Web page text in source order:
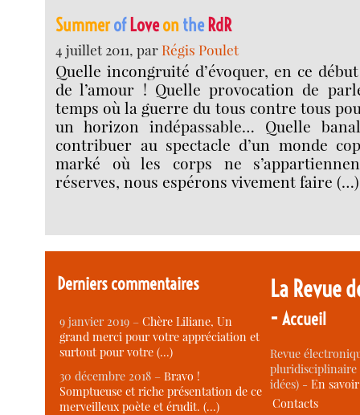
Summerof Loveon the RdR
4 juillet 2011, par Régis Poulet
Quelle incongruité d’évoquer, en ce début
de l’amour ! Quelle provocation de
temps où la guerre du tous contre tous
un horizon indépassable… Quelle
contribuer au spectacle d’un monde
marké où les corps ne
réserves, nous espérons vivement faire (…)
Derniers commentaires
9 janvier 2019 –Chère Liliane, Un
grand merci pour votre appréciation et
surtout pour votre (…)
30 décembre 2018 –Bravo !
Somptueuse et riche présentation de ce
merveilleux poète et érudit. (…)
La Revue
-Accueil
Revue
idées) -En
Contacts